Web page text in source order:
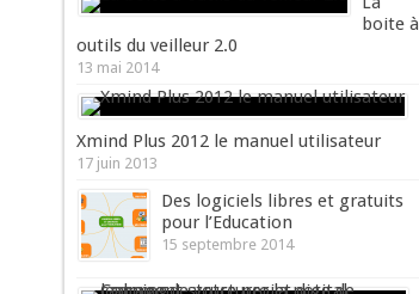
boite à
outils du veilleur 2.0
13 mai 2014
Xmind Plus 2012 le manuel utilisateur
17 juin 2013
Des logiciels libres et gratuits
pour l’Education
15 septembre 2014